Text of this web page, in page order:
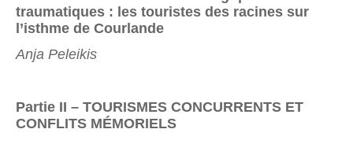
traumatiques : les touristes des racines sur
l’isthme de Courlande
Anja Peleikis
Partie II – TOURISMES CONCURRENTS ET
CONFLITS MÉMORIELS